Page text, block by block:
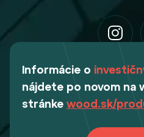
Informácie o
nájdete po novom na
stránke wood.sk/Webdesign